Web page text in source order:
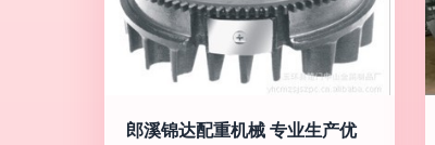
郎溪锦达配重机械 专业生产优